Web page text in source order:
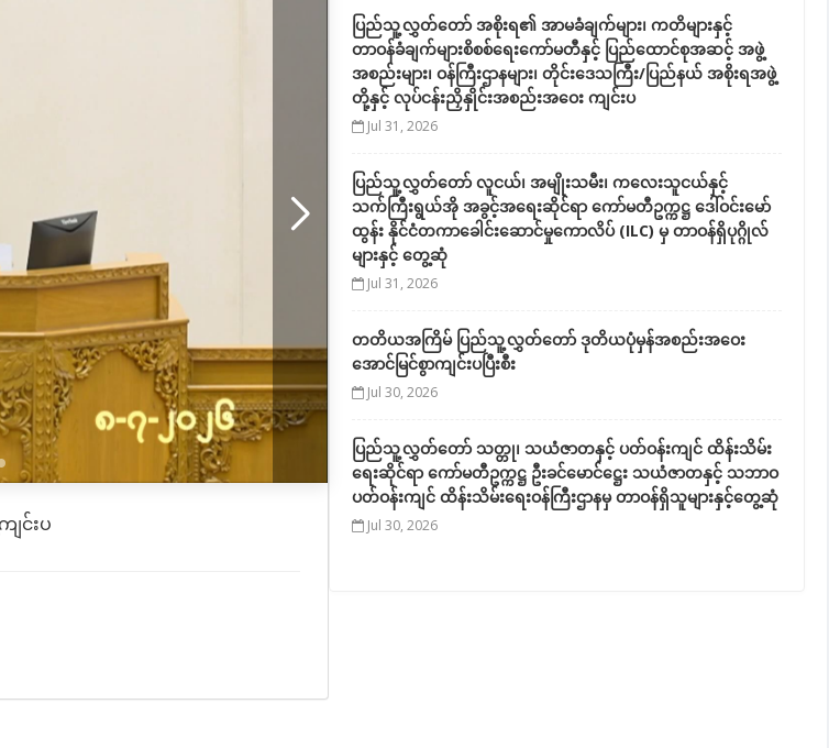
င်းပ
ပြည်သူ့လွှတ်တော် အစိုးရ၏ အာမခံချက်များ၊ ကတိများနှင့်
တာဝန်ခံချက်များစိစစ်ရေးကော်မတီနှင့် ပြည်ထောင်စုအဆင့် အဖွဲ့
အစည်းများ၊ ဝန်ကြီးဌာနများ၊ တိုင်းဒေသကြီး/ပြည်နယ် အစိုးရအဖွဲ့
တို့နှင့် လုပ်ငန်းညှိနှိုင်းအစည်းအဝေး ကျင်းပ
Jul 31, 2026
ပြည်သူ့လွှတ်တော် လူငယ်၊ အမျိုးသမီး၊ ကလေးသူငယ်နှင့်
သက်ကြီးရွယ်အို အခွင့်အရေးဆိုင်ရာ ကော်မတီဥက္ကဋ္ဌ ဒေါ်ဝင်းမော်
ထွန်း နိုင်ငံတကာခေါင်းဆောင်မှုကောလိပ် (ILC) မှ တာဝန်ရှိပုဂ္ဂိုလ်
များနှင့် တွေ့ဆုံ
Jul 31, 2026
တတိယအကြိမ် ပြည်သူ့လွှတ်တော် ဒုတိယပုံမှန်အစည်းအဝေး
အောင်မြင်စွာကျင်းပပြီးစီး
Jul 30, 2026
ပြည်သူ့လွှတ်တော် သတ္တု၊ သယံဇာတနှင့် ပတ်ဝန်းကျင် ထိန်းသိမ်း
ရေးဆိုင်ရာ ကော်မတီဥက္ကဋ္ဌ ဦးခင်မောင်ဋ္ဌေး သယံဇာတနှင့် သဘာဝ
ပတ်ဝန်းကျင် ထိန်းသိမ်းရေးဝန်ကြီးဌာနမှ တာဝန်ရှိသူများနှင့်တွေ့ဆုံ
Jul 30, 2026